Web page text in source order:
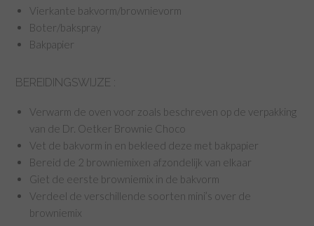
Vierkante bakvorm/brownievorm
Boter/bakspray
Bakpapier
BEREIDINGSWIJZE :
Verwarm de oven voor zoals beschreven op de verpakking
van de Dr. Oetker Brownie Choco
Vet de bakvorm in en bekleed deze met bakpapier
Bereid de 2 browniemixen afzondelijk van elkaar
Giet de eerste browniemix in de bakvorm
Verdeel de verschillende soorten mini’s over de
browniemix